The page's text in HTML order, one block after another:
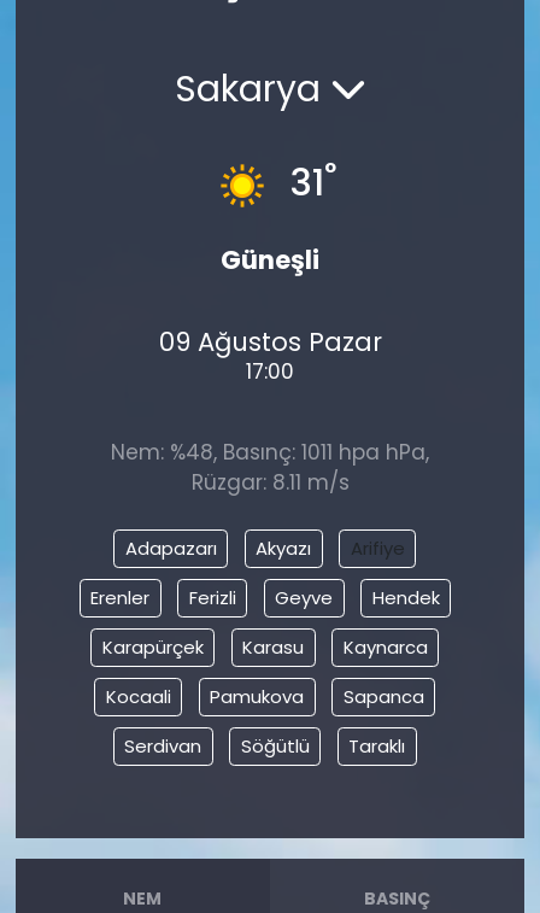
Sakarya
31°
Güneşli
09 Ağustos Pazar
17:00
Nem: %48, Basınç: 1011 hpa hPa,
Rüzgar: 8.11 m/s
Adapazarı Akyazı
Arifiye
Erenler
Ferizli Geyve
Hendek
Karapürçek
Karasu
Kaynarca
Kocaali
Pamukova
Sapanca
Serdivan
Söğütlü Taraklı
NEM BASINÇ